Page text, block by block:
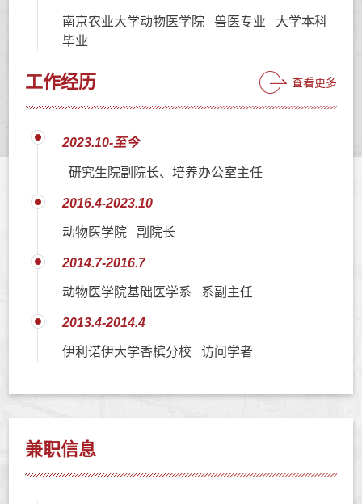
南京农业大学动物医学院 兽医专业 大学本科
毕业
工作经历 查看更多
2023.10-至今
研究生院副院长、培养办公室主任
2016.4-2023.10
动物医学院 副院长
2014.7-2016.7
动物医学院基础医学系 系副主任
2013.4-2014.4
伊利诺伊大学香槟分校 访问学者
兼职信息